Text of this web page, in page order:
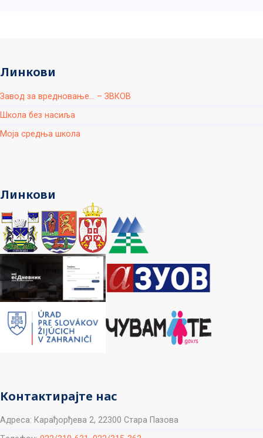
Линкови
Завод за вредновање... – ЗВКОВ
Школа без насиља
Моја средња школа
Линкови
Контактирајте нас
Aдреса: Карађорђева 2, 22300 Стара Пазова